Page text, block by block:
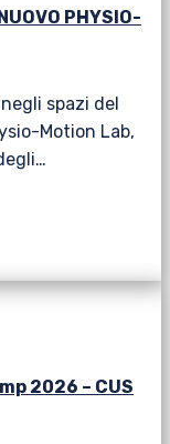
PHYSIO-
spazi del
Motion Lab,
2026 – CUS